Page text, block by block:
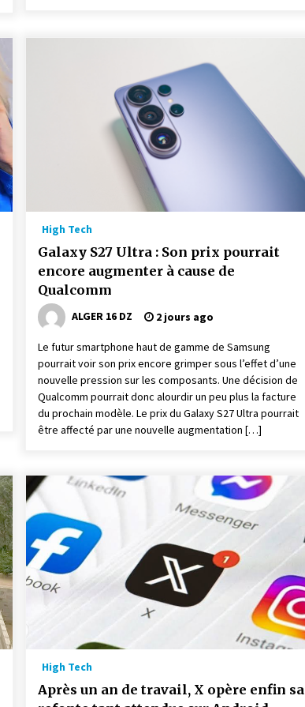
High Tech
Galaxy S27 Ultra : Son prix pourrait
encore augmenter à cause de
Qualcomm
ALGER 16 DZ 2 jours ago
Le futur smartphone haut de gamme de Samsung
pourrait voir son prix encore grimper sous l’effet d’une
nouvelle pression sur les composants. Une décision de
Qualcomm pourrait donc alourdir un peu plus la facture
du prochain modèle. Le prix du Galaxy S27 Ultra pourrait
être affecté par une nouvelle augmentation […]
High Tech
Après un an de travail, X opère enfin sa